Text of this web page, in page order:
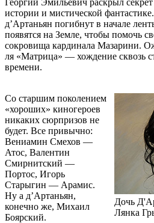
истории и мистической
д’Артаньян погибнут в начале
появятся на Земле, чтобы помочь
сокровища кардинала Мазарини.
ля «Матрица» — хождение сквозь
времени.
Дочь
Лянка
Со старшим поколением
«хороших» киногероев
никаких сюрпризов не
будет. Все привычно:
Вениамин Смехов —
Атос, Валентин
Смирнитский —
Портос, Игорь
Старыгин — Арамис.
Ну а д’Артаньян,
конечно же, Михаил
Боярский.